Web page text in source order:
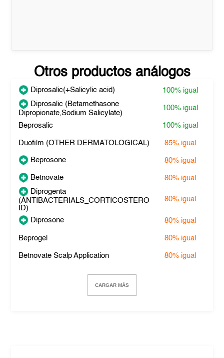
Otros productos análogos
Diprosalic(+Salicylic acid) 100% igual
Diprosalic (Betamethasone
Dipropionate,Sodium Salicylate)
100% igual
Beprosalic 100% igual
Duofilm (OTHER DERMATOLOGICAL) 85% igual
Beprosone 80% igual
Betnovate 80% igual
Diprogenta
(ANTIBACTERIALS_CORTICOSTERO
ID)
80% igual
Diprosone 80% igual
Beprogel 80% igual
Betnovate Scalp Application 80% igual
CARGAR MÁS